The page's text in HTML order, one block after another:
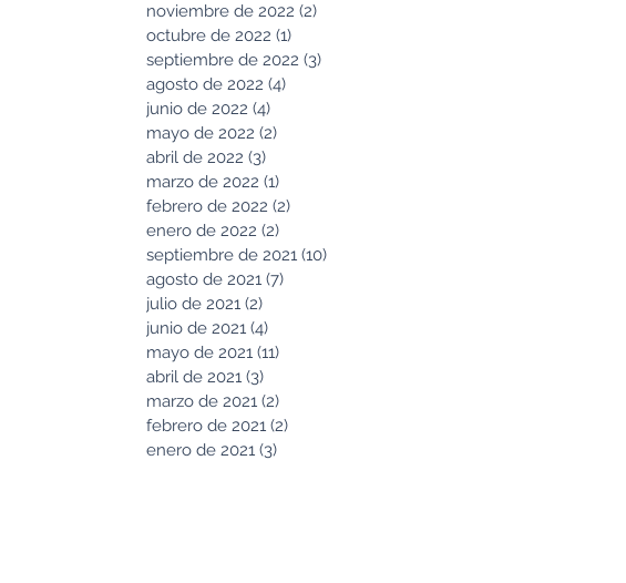
noviembre de 2022 (2)
octubre de 2022 (1)
septiembre de 2022 (3)
agosto de 2022 (4)
junio de 2022 (4)
mayo de 2022 (2)
abril de 2022 (3)
marzo de 2022 (1)
febrero de 2022 (2)
enero de 2022 (2)
septiembre de 2021 (10)
agosto de 2021 (7)
julio de 2021 (2)
junio de 2021 (4)
mayo de 2021 (11)
abril de 2021 (3)
marzo de 2021 (2)
febrero de 2021 (2)
enero de 2021 (3)